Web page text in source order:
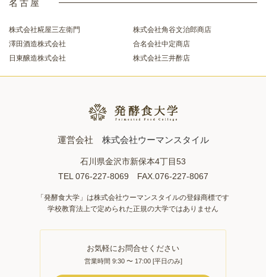
名古屋
株式会社糀屋三左衛門
株式会社角谷文治郎商店
澤田酒造株式会社
合名会社中定商店
日東醸造株式会社
株式会社三井酢店
運営会社 株式会社ウーマンスタイル
石川県金沢市新保本4丁目53
TEL 076-227-8069 FAX.076-227-8067
「発酵食大学」は株式会社ウーマンスタイルの登録商標です
学校教育法上で定められた正規の大学ではありません
お気軽にお問合せください
営業時間 9:30 〜 17:00 [平日のみ]